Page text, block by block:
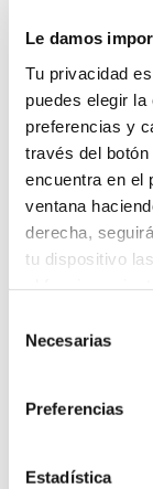
Le damos
Tu privacidad
puedes elegir
preferencias y
través del
encuentra en el
ventana
derecha,
tu dispositivo
Necesarias
Preferencias
Estadística
category
place